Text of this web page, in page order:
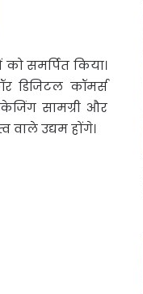
समर्पित किया।
डिजिटल कॉमर्स
सामग्री और
वाले उद्यम होंगे।